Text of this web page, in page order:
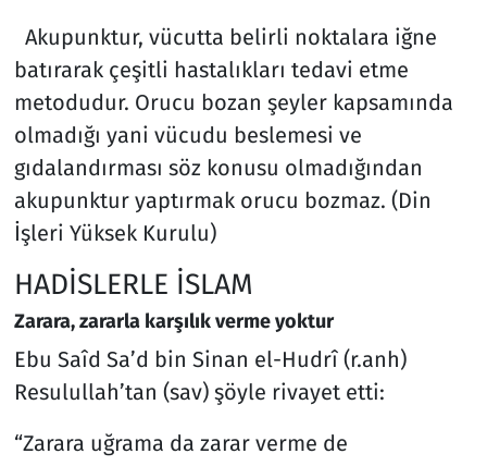
Akupunktur, vücutta belirli noktalara iğne
batırarak çeşitli hastalıkları tedavi etme
metodudur. Orucu bozan şeyler kapsamında
olmadığı yani vücudu beslemesi ve
gıdalandırması söz konusu olmadığından
akupunktur yaptırmak orucu bozmaz. (Din
İşleri Yüksek Kurulu)
HADİSLERLE İSLAM
Zarara, zararla karşılık verme yoktur
Ebu Saîd Sa’d bin Sinan el-Hudrî (r.anh)
Resulullah’tan (sav) şöyle rivayet etti:
“Zarara uğrama da zarar verme de